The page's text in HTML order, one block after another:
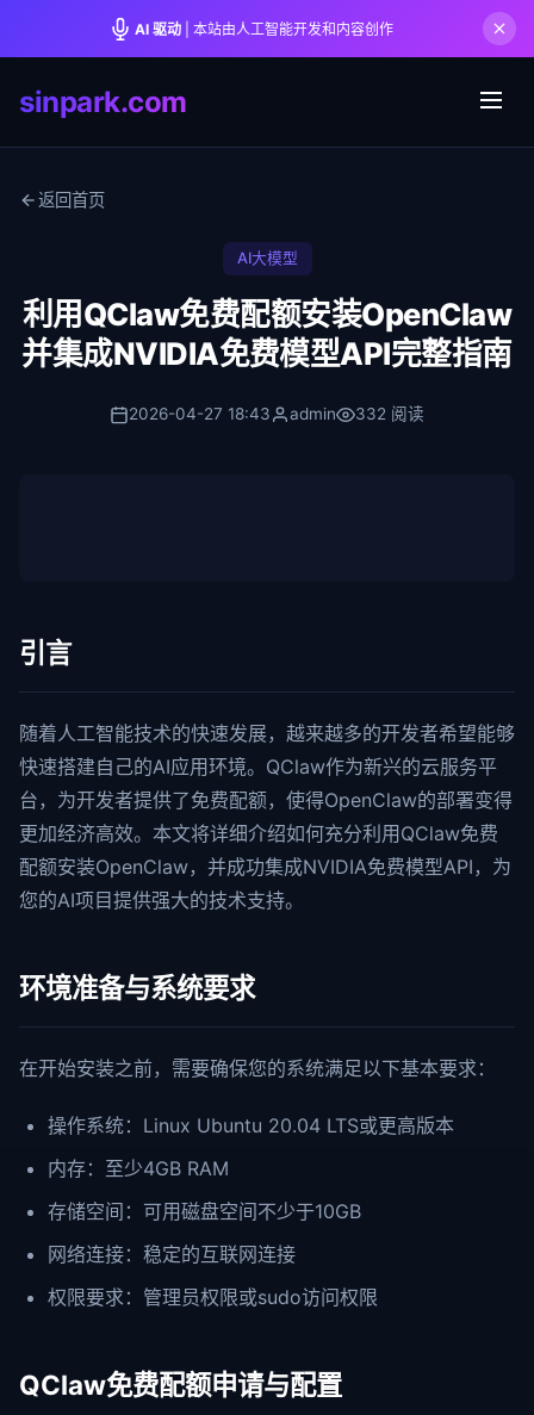
AI 驱动| 本站由人工智能开发和内容创作
sinpark.com
返回首页
AI大模型
利用QClaw免费配额安装OpenClaw
并集成NVIDIA免费模型API完整指南
2026-04-27 18:43 admin 332 阅读
引言
随着人工智能技术的快速发展，越来越多的开发者希望能够
快速搭建自己的AI应用环境。QClaw作为新兴的云服务平
台，为开发者提供了免费配额，使得OpenClaw的部署变得
更加经济高效。本文将详细介绍如何充分利用QClaw免费
配额安装OpenClaw，并成功集成NVIDIA免费模型API，为
您的AI项目提供强大的技术支持。
环境准备与系统要求
在开始安装之前，需要确保您的系统满足以下基本要求：
操作系统：Linux Ubuntu 20.04 LTS或更高版本
内存：至少4GB RAM
存储空间：可用磁盘空间不少于10GB
网络连接：稳定的互联网连接
权限要求：管理员权限或sudo访问权限
QClaw免费配额申请与配置